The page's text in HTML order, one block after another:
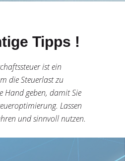
Tipps !
ist ein
die Steuerlast zu
Hand geben, damit Sie
Lassen
und sinnvoll nutzen.